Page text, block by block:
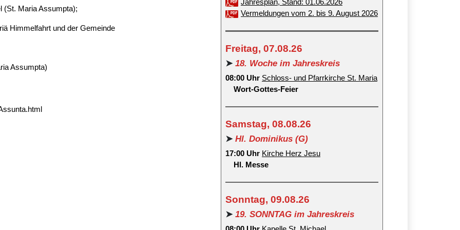
(St. Maria Assumpta);
Himmelfahrt und der Gemeinde
Assumpta)
Jahresplan, Stand: 01.06.2026
Vermeldungen vom 2. bis 9. August 2026
Freitag, 07.08.26
➤ 18. Woche im Jahreskreis
08:00 Uhr Schloss- und Pfarrkirche St. Maria
Wort-Gottes-Feier
Samstag, 08.08.26
➤ Hl. Dominikus (G)
17:00 Uhr Kirche Herz Jesu
Hl. Messe
Sonntag, 09.08.26
➤ 19. SONNTAG im Jahreskreis